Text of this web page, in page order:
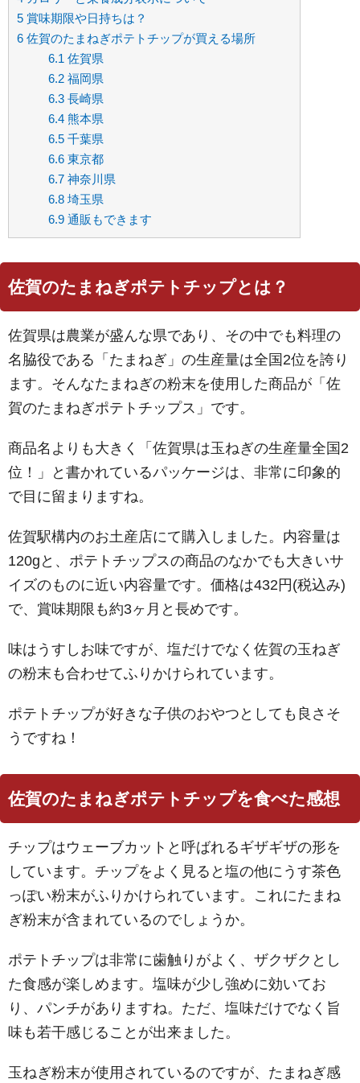
5 賞味期限や日持ちは？
6 佐賀のたまねぎポテトチップが買える場所
6.1 佐賀県
6.2福岡県
6.3長崎県
6.4熊本県
6.5千葉県
6.6東京都
6.7神奈川県
6.8埼玉県
6.9通販もできます
佐賀のたまねぎポテトチップとは？
佐賀県は農業が盛んな県であり、その中でも料理の
名脇役である「たまねぎ」の生産量は全国2位を誇り
ます。そんなたまねぎの粉末を使用した商品が「佐
賀のたまねぎポテトチップス」です。
商品名よりも大きく「佐賀県は玉ねぎの生産量全国2
位！」と書かれているパッケージは、非常に印象的
で目に留まりますね。
佐賀駅構内のお土産店にて購入しました。内容量は
120gと、ポテトチップスの商品のなかでも大きいサ
イズのものに近い内容量です。価格は432円(税込み)
で、賞味期限も約3ヶ月と長めです。
味はうすしお味ですが、塩だけでなく佐賀の玉ねぎ
の粉末も合わせてふりかけられています。
ポテトチップが好きな子供のおやつとしても良さそ
うですね！
佐賀のたまねぎポテトチップを食べた感想
チップはウェーブカットと呼ばれるギザギザの形を
しています。チップをよく見ると塩の他にうす茶色
っぽい粉末がふりかけられています。これにたまね
ぎ粉末が含まれているのでしょうか。
ポテトチップは非常に歯触りがよく、ザクザクとし
た食感が楽しめます。塩味が少し強めに効いてお
り、パンチがありますね。ただ、塩味だけでなく旨
味も若干感じることが出来ました。
玉ねぎ粉末が使用されているのですが、たまねぎ感